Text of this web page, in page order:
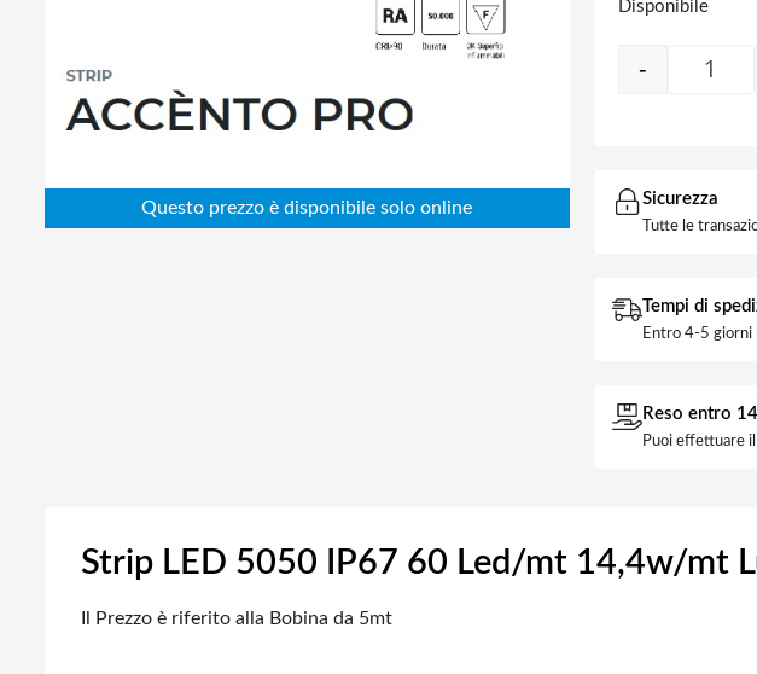
Alimentatori
Batterie
Cablaggio
Disponibile
-
Sicurezza
Tutte le
Tempi di
Entro 4-5 giorni
Reso entro
Puoi effettuare
Strip LED 5050 IP67 60 Led/mt 14,4w/mt
Il Prezzo è riferito alla Bobina da 5mt